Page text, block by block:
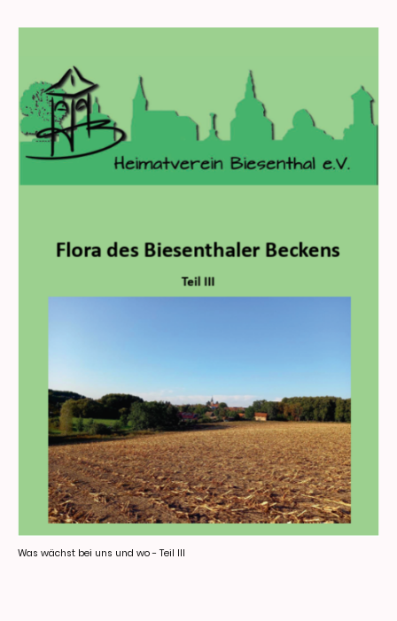
Was wächst bei uns und wo - Teil III